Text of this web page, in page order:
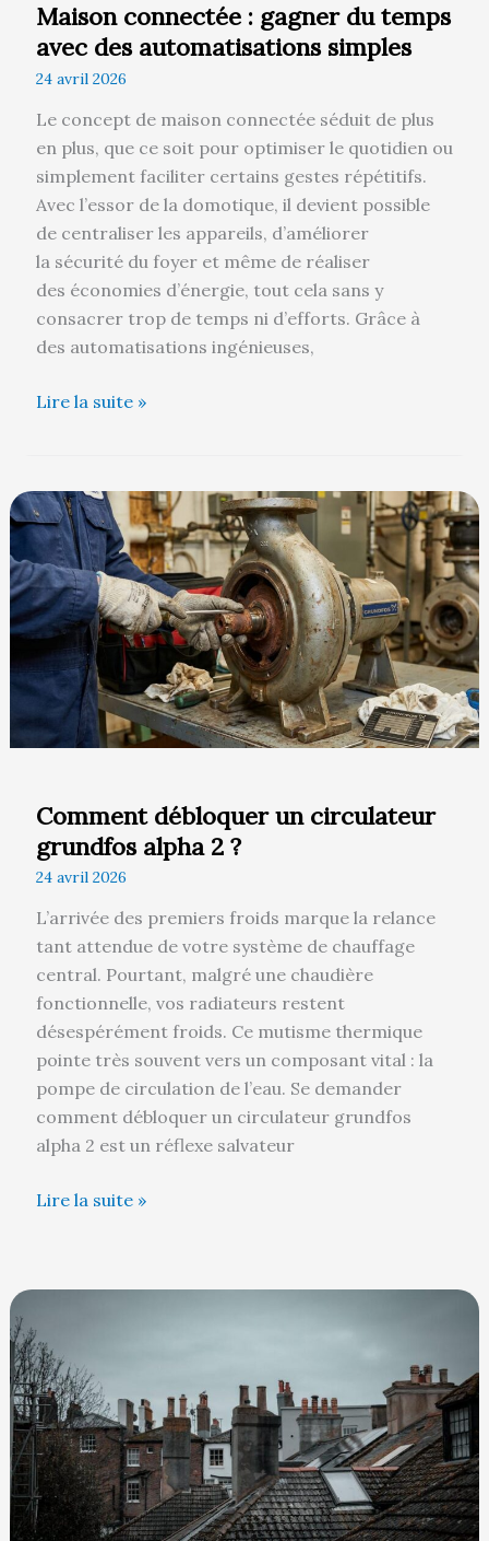
Maison connectée : gagner du temps
avec des automatisations simples
24 avril 2026
Le concept de maison connectée séduit de plus
en plus, que ce soit pour optimiser le quotidien ou
simplement faciliter certains gestes répétitifs.
Avec l’essor de la domotique, il devient possible
de centraliser les appareils, d’améliorer
la sécurité du foyer et même de réaliser
des économies d’énergie, tout cela sans y
consacrer trop de temps ni d’efforts. Grâce à
des automatisations ingénieuses,
Lire la suite »
Comment débloquer un circulateur
grundfos alpha 2 ?
24 avril 2026
L’arrivée des premiers froids marque la relance
tant attendue de votre système de chauffage
central. Pourtant, malgré une chaudière
fonctionnelle, vos radiateurs restent
désespérément froids. Ce mutisme thermique
pointe très souvent vers un composant vital : la
pompe de circulation de l’eau. Se demander
comment débloquer un circulateur grundfos
alpha 2 est un réflexe salvateur
Comment
débloquer
un
circulateur
grundfos
alpha
2
Lire la suite »
ardoise
naturelle
ou
fibrociment
:
laquelle
choisir
?